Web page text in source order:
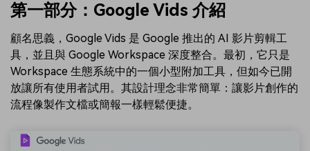
第一部分：Google Vids 介紹
顧名思義，Google Vids 是 Google 推出的 AI 影片剪輯工
具，並且與 Google Workspace 深度整合。最初，它只是
Workspace 生態系統中的一個小型附加工具，但如今已開
放讓所有使用者試用。其設計理念非常簡單：讓影片創作的
流程像製作文檔或簡報一樣輕鬆便捷。